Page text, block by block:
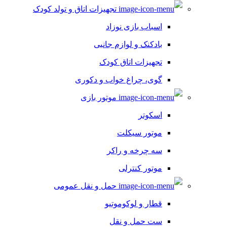
تجهیزات اتاق و تولد کودک
اسباب بازی نوزاد
بادکنک و لوازم جانبی
تجهیزات اتاق کودک
گوی، چراغ خواب و دکوری
موتور بازی
اسکوتر
موتور سیکلت
سه چرخه و راکر
موتور کنترلی
حمل و نقل عمومی
قطار و لوکوموتیو
ست حمل و نقل